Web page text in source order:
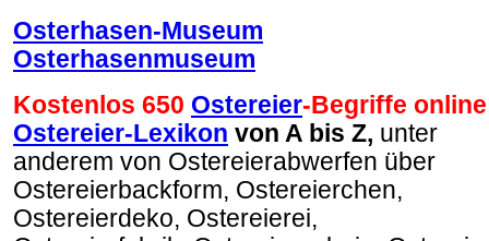
Osterhasen-Museum
Osterhasenmuseum
Kostenlos 650 Ostereier-Begriffe
Ostereier-Lexikon von A bis Z, unter
anderem von Ostereierabwerfen über
Ostereierbackform, Ostereierchen,
Ostereierdeko, Ostereierei,